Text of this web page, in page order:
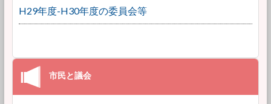
H29年度-H30年度の委員会等